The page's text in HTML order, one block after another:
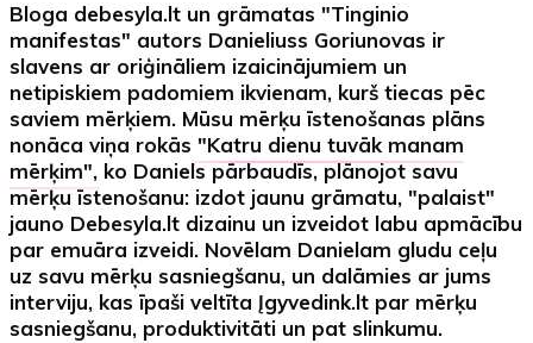
Bloga debesyla.lt un grāmatas "Tinginio
manifestas" autors Danieliuss Goriunovas ir
slavens ar oriģināliem izaicinājumiem un
netipiskiem padomiem ikvienam, kurš tiecas pēc
saviem mērķiem. Mūsu mērķu īstenošanas plāns
nonāca viņa rokās"Katru dienu tuvāk manam
mērķim", ko Daniels pārbaudīs, plānojot savu
mērķu īstenošanu: izdot jaunu grāmatu, "palaist"
jauno Debesyla.lt dizainu un izveidot labu apmācību
par emuāra izveidi. Novēlam Danielam gludu ceļu
uz savu mērķu sasniegšanu, un dalāmies ar jums
interviju, kas īpaši veltīta Įgyvedink.lt par mērķu
sasniegšanu, produktivitāti un pat slinkumu.